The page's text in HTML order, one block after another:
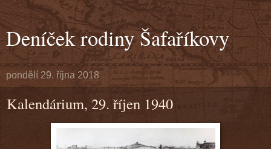
Deníček rodiny Šafaříkovy
pondělí 29. října 2018
Kalendárium, 29. říjen 1940